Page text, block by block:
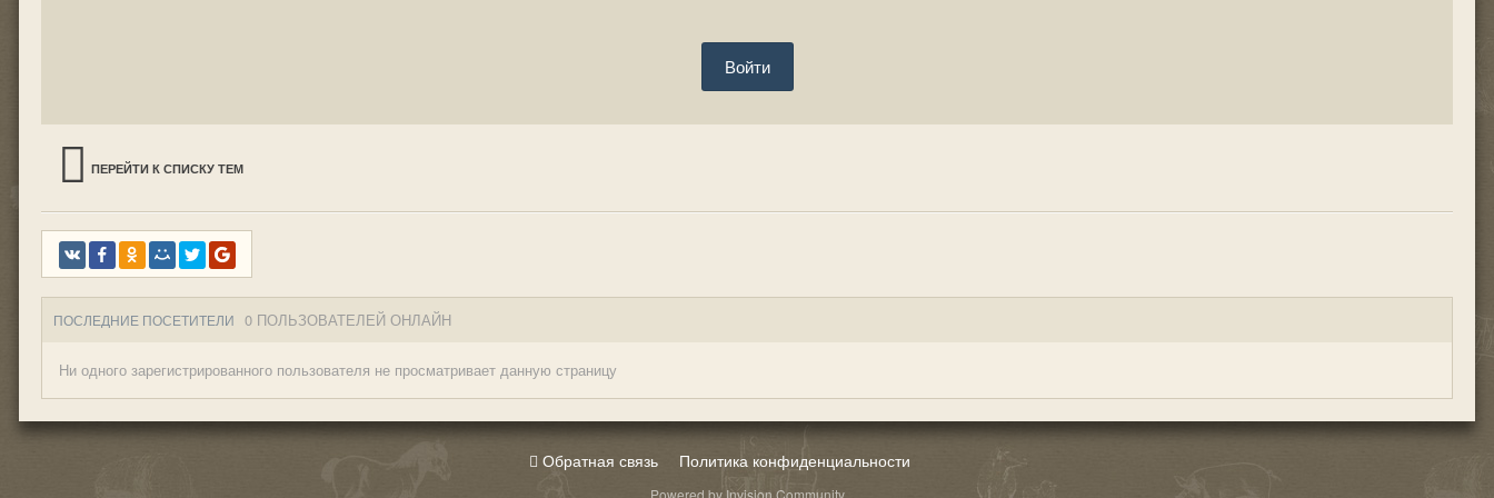
Войти
ПЕРЕЙТИ К СПИСКУ ТЕМ
ПОСЛЕДНИЕ ПОСЕТИТЕЛИ 0 ПОЛЬЗОВАТЕЛЕЙ ОНЛАЙН
Ни одного зарегистрированного пользователя не просматривает данную страницу
Обратная связь Политика конфиденциальности
Powered by Invision Community